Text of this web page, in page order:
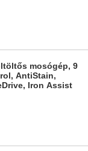
mosógép, 9
AntiStain,
Iron Assist